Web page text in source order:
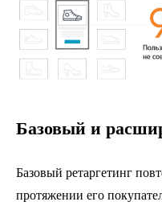
Базовый и
Базовый ретаргетинг
протяжении его